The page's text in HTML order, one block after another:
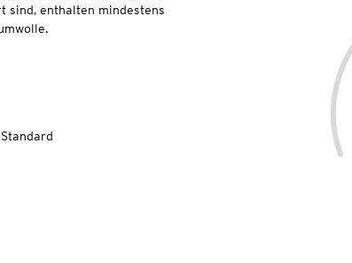
sind, enthalten mindestens